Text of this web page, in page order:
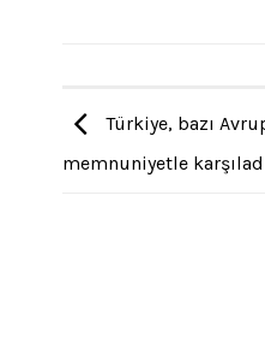
Türkiye, bazı
memnuniyetle